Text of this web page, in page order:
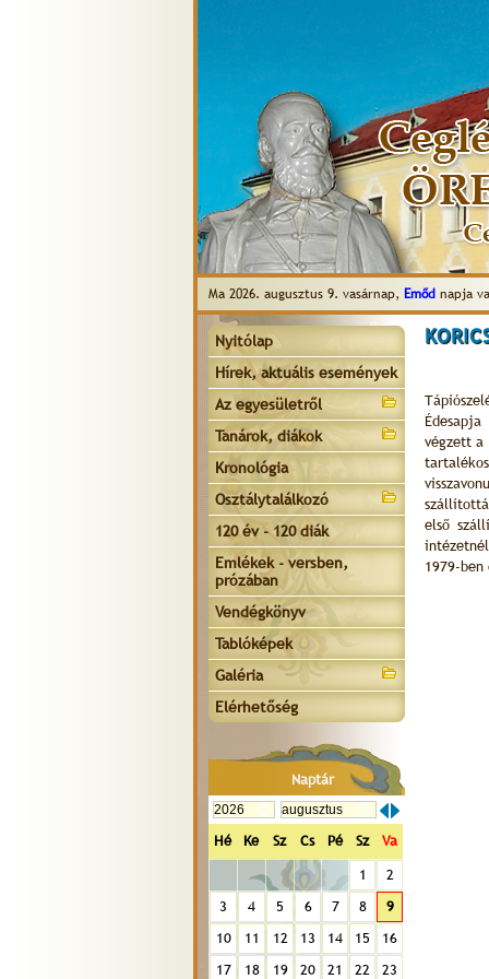
Ma 2026. augusztus 9. vasárnap, Emőd napja
Nyitólap
Hírek, aktuális események
Az egyesületről
Tanárok, diákok
Kronológia
Osztálytalálkozó
120 év - 120 diák
Emlékek - versben,
prózában
Vendégkönyv
Tablóképek
Galéria
Elérhetőség
Naptár
Hé Ke Sz Cs Pé Sz Va
1
2
3
4 5 6 7 8
9
10
11 12 13 14 15
16
17
18 19 20 21 22 23
végzett a
első
1979-